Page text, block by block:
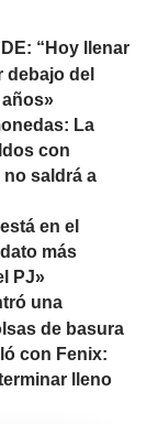
“Hoy llenar
debajo del
La
con
no saldrá a
en el
más
PJ»
una
de basura
con Fenix:
lleno